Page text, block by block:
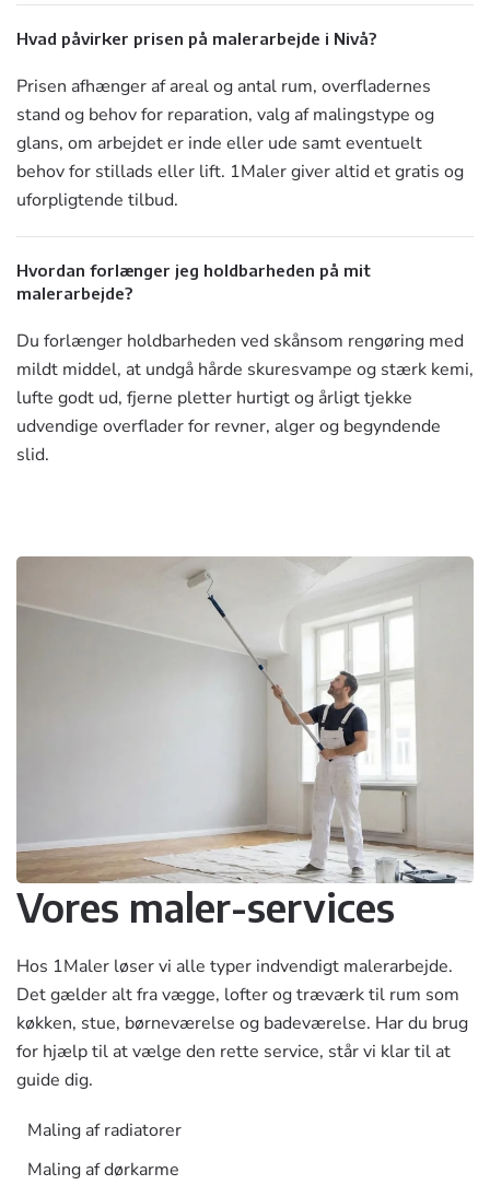
Hvad påvirker prisen på malerarbejde i Nivå?
Prisen afhænger af areal og antal rum, overfladernes
stand og behov for reparation, valg af malingstype og
glans, om arbejdet er inde eller ude samt eventuelt
behov for stillads eller lift. 1Maler giver altid et gratis og
uforpligtende tilbud.
Hvordan forlænger jeg holdbarheden på mit
malerarbejde?
Du forlænger holdbarheden ved skånsom rengøring med
mildt middel, at undgå hårde skuresvampe og stærk kemi,
lufte godt ud, fjerne pletter hurtigt og årligt tjekke
udvendige overflader for revner, alger og begyndende
slid.
Vores maler-services
Hos 1Maler løser vi alle typer indvendigt malerarbejde.
Det gælder alt fra vægge, lofter og træværk til rum som
køkken, stue, børneværelse og badeværelse. Har du brug
for hjælp til at vælge den rette service, står vi klar til at
guide dig.
Maling af radiatorer
Maling af dørkarme